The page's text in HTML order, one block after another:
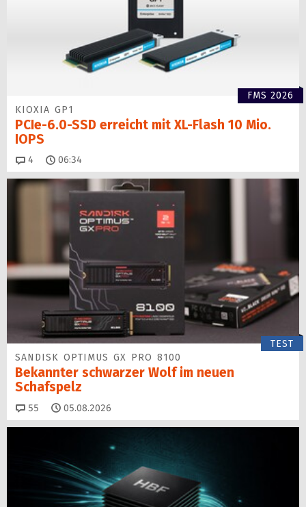
FMS 2026
KIOXIA GP1
PCIe-6.0-SSD erreicht mit XL-Flash 10 Mio.
IOPS
4 Kommentare
06:34
TEST
SANDISK OPTIMUS GX PRO 8100
Bekannter schwarzer Wolf im neuen
Schafspelz
55 Kommentare
05.08.2026